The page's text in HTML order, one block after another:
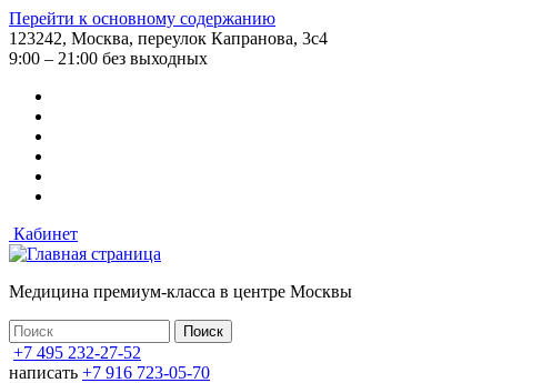
Перейти к основному содержанию
123242, Москва, переулок Капранова, 3с4
9:00 – 21:00 без выходных
Кабинет
Медицина премиум-класса в центре Москвы
+7 495 232-27-52
написать +7 916 723-05-70